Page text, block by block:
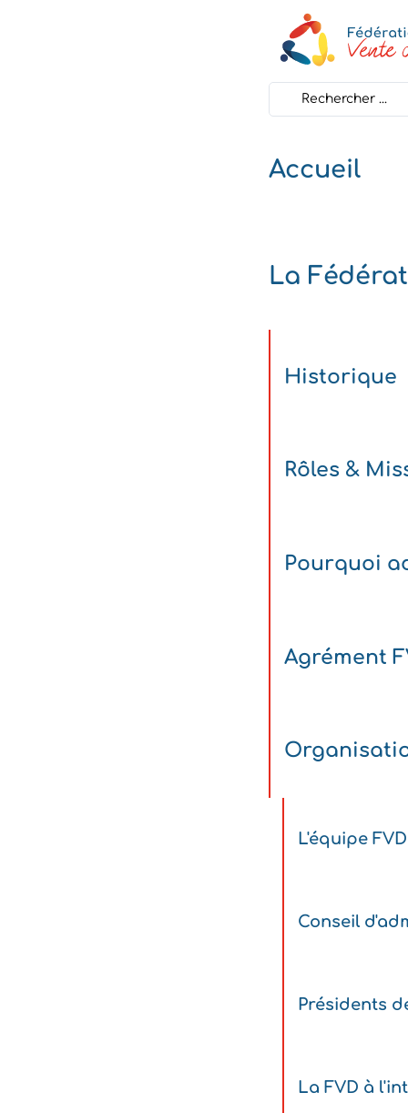
Search
...
Accueil
La
Historique
Rôles &
Pourquoi
Agrément
L'équipe FVD
Conseil
Présidents
La FVD à